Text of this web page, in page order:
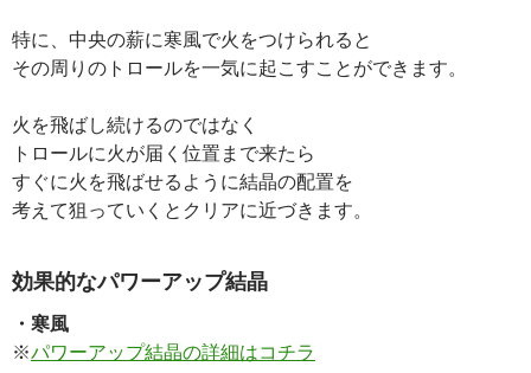
特に、中央の薪に寒風で火をつけられると
その周りのトロールを一気に起こすことができます。
火を飛ばし続けるのではなく
トロールに火が届く位置まで来たら
すぐに火を飛ばせるように結晶の配置を
考えて狙っていくとクリアに近づきます。
効果的なパワーアップ結晶
・寒風
※パワーアップ結晶の詳細はコチラ